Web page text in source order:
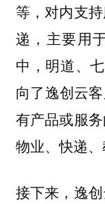
等，对内支
递，主要用
中，明道、
向了逸创云
有产品或服
物业、快递、
接下来，逸